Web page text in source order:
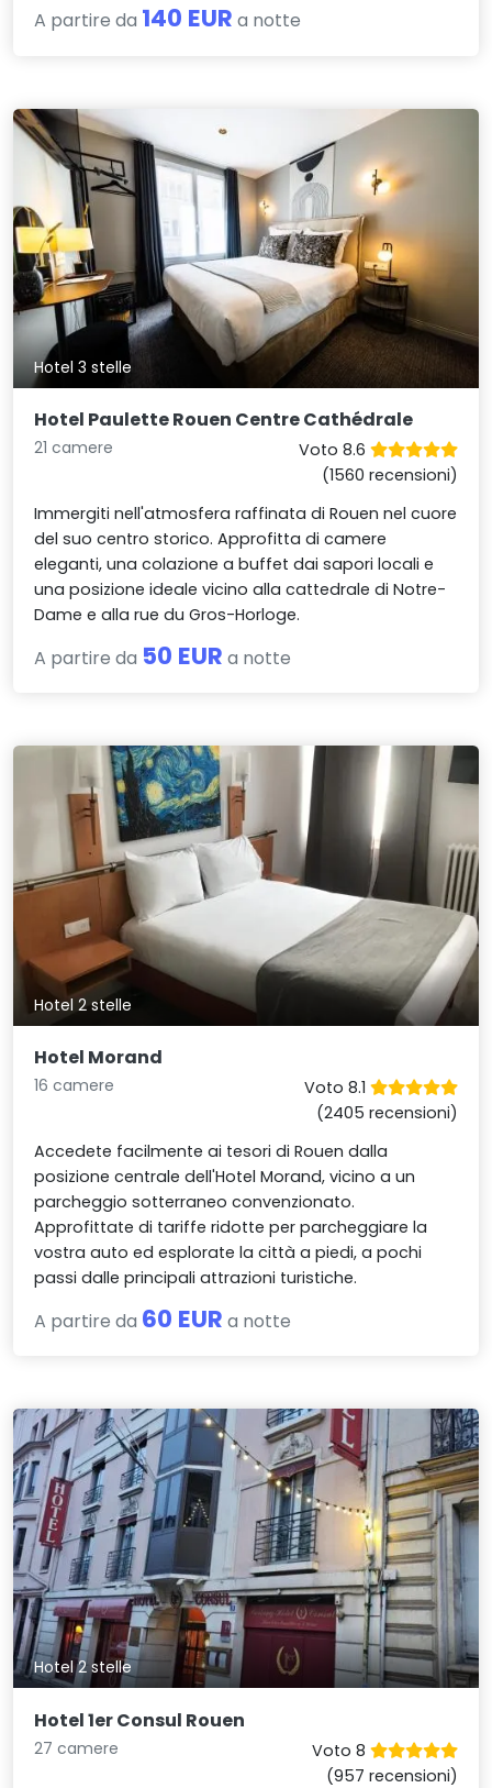
A partire da 140 EUR a notte
Hotel 3 stelle
Hotel Paulette Rouen Centre Cathédrale
21 camere
Voto 8.6
(1560 recensioni)
Immergiti nell'atmosfera raffinata di Rouen nel cuore
del suo centro storico. Approfitta di camere
eleganti, una colazione a buffet dai sapori locali e
una posizione ideale vicino alla cattedrale di Notre-
Dame e alla rue du Gros-Horloge.
A partire da 50 EUR a notte
Hotel 2 stelle
Hotel Morand
16 camere
Voto 8.1
(2405 recensioni)
Accedete facilmente ai tesori di Rouen dalla
posizione centrale dell'Hotel Morand, vicino a un
parcheggio sotterraneo convenzionato.
Approfittate di tariffe ridotte per parcheggiare la
vostra auto ed esplorate la città a piedi, a pochi
passi dalle principali attrazioni turistiche.
A partire da 60 EUR a notte
Hotel 2 stelle
Hotel 1er Consul Rouen
27 camere
Voto 8
(957 recensioni)